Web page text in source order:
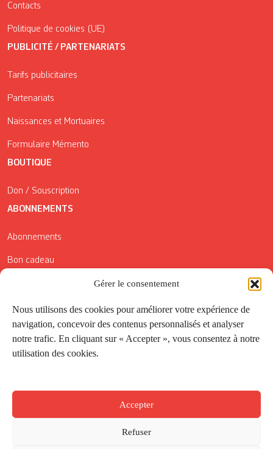
Gérer le consentement
Nous utilisons des cookies pour améliorer votre expérience de
navigation, concevoir des contenus personnalisés et analyser
notre trafic. En cliquant sur « Accepter », vous consentez à notre
utilisation des cookies.
Accepter
Refuser
Contacts
Politique de cookies (UE)
PUBLICITÉ / PARTENARIATS
Tarifs publicitaires
Partenariats
Naissances et Mortuaires
Formulaire Mémento
BOUTIQUE
Don / Souscription
ABONNEMENTS
Abonnements
Bon cadeau
Conditions générales de vente
Réductions de la Carte Côté Courrier
Application